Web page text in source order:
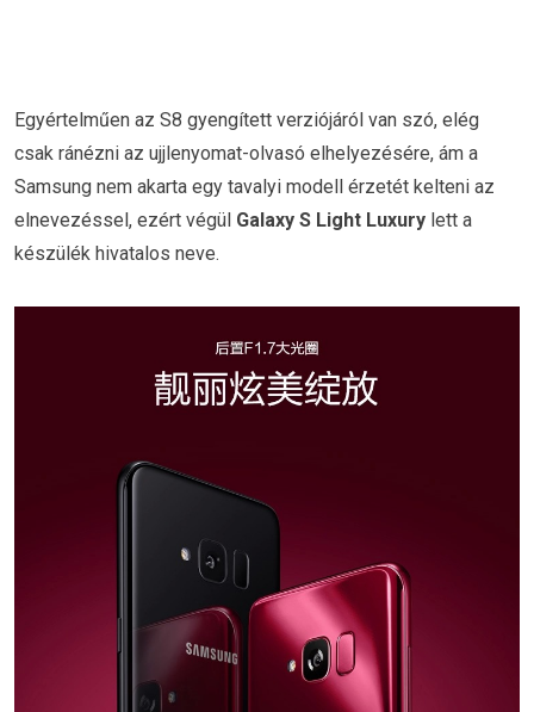
Egyértelműen az S8 gyengített verziójáról van szó, elég
csak ránézni az ujjlenyomat-olvasó elhelyezésére, ám a
Samsung nem akarta egy tavalyi modell érzetét kelteni az
elnevezéssel, ezért végül Galaxy S Light Luxury lett a
készülék hivatalos neve.